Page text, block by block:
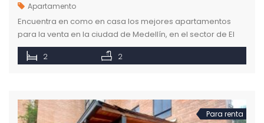
Apartamento
Encuentra en como en casa los mejores apartamentos
para la venta en la ciudad de Medellín, en el sector de El
Poblado.
2 2
Para renta